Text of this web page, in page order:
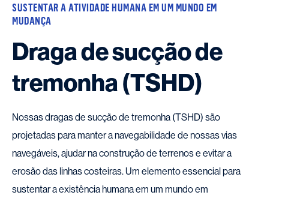
SUSTENTAR A ATIVIDADE HUMANA EM UM MUNDO EM
MUDANÇA
Draga de sucção de
tremonha (TSHD)
Nossas dragas de sucção de tremonha (TSHD) são
projetadas para manter a navegabilidade de nossas vias
navegáveis, ajudar na construção de terrenos e evitar a
erosão das linhas costeiras. Um elemento essencial para
sustentar a existência humana em um mundo em